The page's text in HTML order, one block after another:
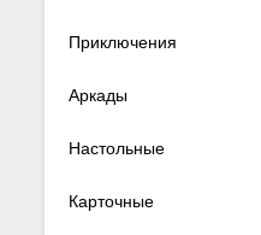
Приключения
Аркады
Настольные
Карточные